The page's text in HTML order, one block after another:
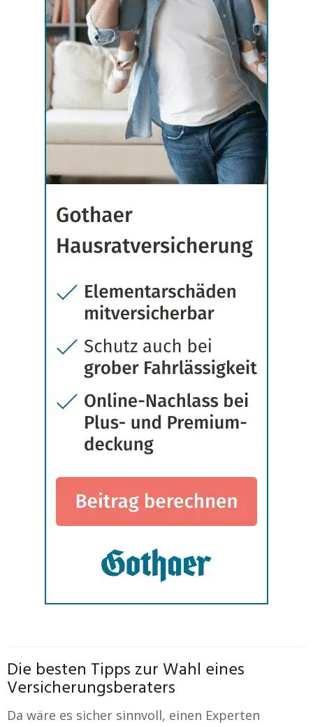
Die besten Tipps zur Wahl eines
Versicherungsberaters
Da wäre es sicher sinnvoll, einen Experten